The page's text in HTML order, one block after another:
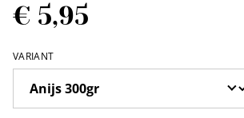
€ 5,95
VARIANT